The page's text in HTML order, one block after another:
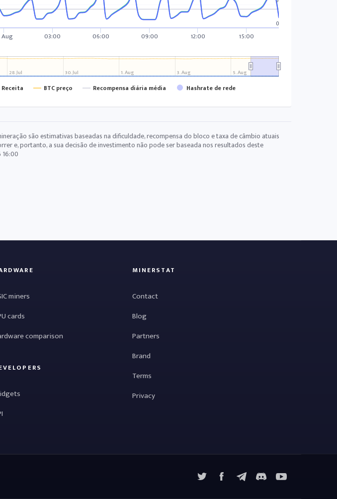
Receita BTC preço Recompensa diária média Hashrate de rede
Aug 03:00 06:00 09:00 12:00 15:00
28. Jul 30. Jul 1. Aug 3. Aug 5. Aug
0
são estimativas baseadas na dificuldade, recompensa do bloco e taxa de câmbio atuais
e, portanto, a sua decisão de investimento não pode ser baseada nos resultados deste
miners
cards
comparison
MINERSTAT
Contact
Blog
Partners
Brand
Terms
Privacy
FacebookTelegramYouTube